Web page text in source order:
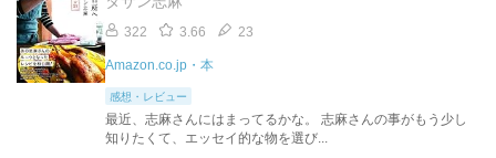
322 3.66 23
Amazon.co.jp・本
感想・レビュー
最近、志麻さんにはまってるかな。 志麻さんの事がもう少し
知りたくて、エッセイ的な物を選び...